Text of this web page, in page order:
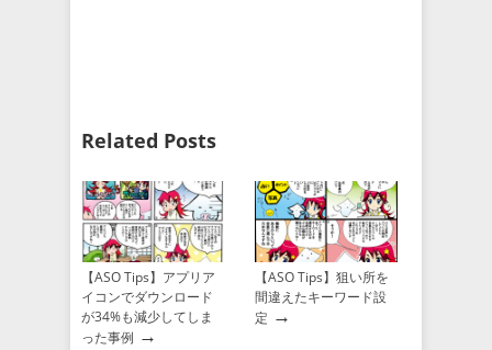
Related Posts
【ASO Tips】アプリア
イコンでダウンロード
が34%も減少してしま
った事例 →
【ASO Tips】狙い所を
間違えたキーワード設
定 →